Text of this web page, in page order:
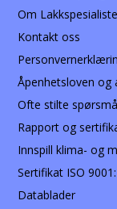
Om
Kontakt oss
Åpenhetsloven og
Ofte stilte
Rapport og
Innspill klima- og
Sertifikat ISO
Datablader